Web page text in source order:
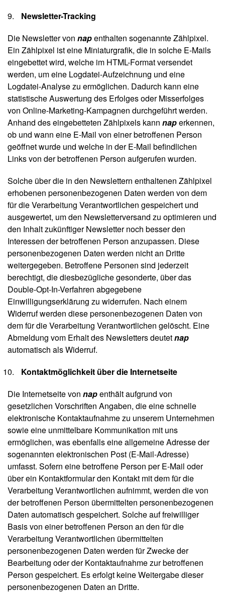
Newsletter-Tracking
Die Newsletter von napenthalten sogenannte Zählpixel.
Ein Zählpixel ist eine Miniaturgrafik, die in solche E-Mails
eingebettet wird, welche im HTML-Format versendet
werden, um eine Logdatei-Aufzeichnung und eine
Logdatei-Analyse zu ermöglichen. Dadurch kann eine
statistische Auswertung des Erfolges oder Misserfolges
von Online-Marketing-Kampagnen durchgeführt werden.
Anhand des eingebetteten Zählpixels kann naperkennen,
ob und wann eine E-Mail von einer betroffenen Person
geöffnet wurde und welche in der E-Mail befindlichen
Links von der betroffenen Person aufgerufen wurden.
Solche über die in den Newslettern enthaltenen Zählpixel
erhobenen personenbezogenen Daten werden von dem
für die Verarbeitung Verantwortlichen gespeichert und
ausgewertet, um den Newsletterversand zu optimieren und
den Inhalt zukünftiger Newsletter noch besser den
Interessen der betroffenen Person anzupassen. Diese
personenbezogenen Daten werden nicht an Dritte
weitergegeben. Betroffene Personen sind jederzeit
berechtigt, die diesbezügliche gesonderte, über das
Double-Opt-In-Verfahren abgegebene
Einwilligungserklärung zu widerrufen. Nach einem
Widerruf werden diese personenbezogenen Daten von
dem für die Verarbeitung Verantwortlichen gelöscht. Eine
Abmeldung vom Erhalt des Newsletters deutetnap
automatisch als Widerruf.
Kontaktmöglichkeit über die Internetseite
Die Internetseite von napenthält aufgrund von
gesetzlichen Vorschriften Angaben, die eine schnelle
elektronische Kontaktaufnahme zu unserem Unternehmen
sowie eine unmittelbare Kommunikation mit uns
ermöglichen, was ebenfalls eine allgemeine Adresse der
sogenannten elektronischen Post (E-Mail-Adresse)
umfasst. Sofern eine betroffene Person per E-Mail oder
über ein Kontaktformular den Kontakt mit dem für die
Verarbeitung Verantwortlichen aufnimmt, werden die von
der betroffenen Person übermittelten personenbezogenen
Daten automatisch gespeichert. Solche auf freiwilliger
Basis von einer betroffenen Person an den für die
Verarbeitung Verantwortlichen übermittelten
personenbezogenen Daten werden für Zwecke der
Bearbeitung oder der Kontaktaufnahme zur betroffenen
Person gespeichert. Es erfolgt keine Weitergabe dieser
personenbezogenen Daten an Dritte.